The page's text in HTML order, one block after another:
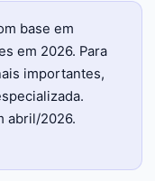
base em
em 2026. Para
importantes,
abril/2026.